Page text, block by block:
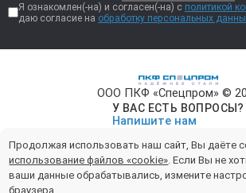
Я ознакомлен(-на) и согласен(-на) с политикой
даю согласие на обработку персональных
ООО ПКФ «Спецпром» ©
У ВАС ЕСТЬ ВОПРОСЫ?
Напишите нам
Политика
Обработка персональных
Продолжая использовать наш сайт, Вы даёте
использование файлов «cookie» . Если Вы не
ваши данные обрабатывались, измените
браузера.